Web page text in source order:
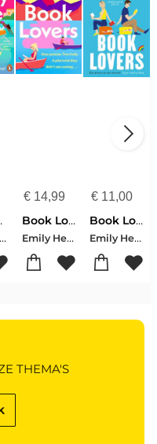
Emily Henry
€ 14,99
Book Lovers
Emily Henry
€ 11,00
Book Lovers
Emily Henry
THEMA'S